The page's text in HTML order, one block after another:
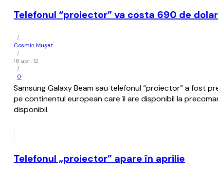
Telefonul “proiector” va costa 690 de
/
Cosmin Mușat
/
18 apr. 12
/
0
Samsung Galaxy Beam sau telefonul “proiector” a fost
pe continentul european care îl are disponibil la
disponibil.
Telefonul „proiector” apare în aprilie